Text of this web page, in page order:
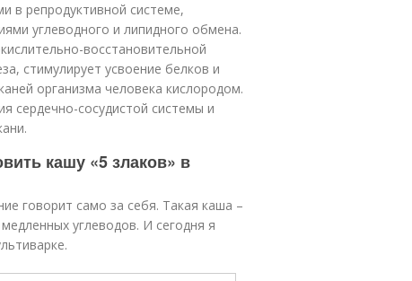
в репродуктивной системе,
углеводного и липидного обмена.
восстановительной
стимулирует усвоение белков и
организма человека кислородом.
сердечно-сосудистой системы и
кашу «5 злаков» в
говорит само за себя. Такая каша –
углеводов. И сегодня я